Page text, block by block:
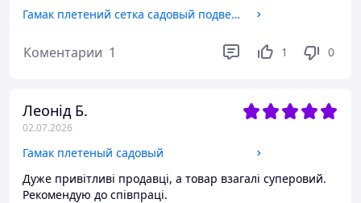
Гамак плетений сетка садовый подвесной удобный
Коментарии 1 1 0
Леонід Б.
02.07.2026
Гамак плетеный садовый
Дуже привітливі продавці, а товар взагалі суперовий.
Рекомендую до співпраці.